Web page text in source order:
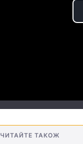
ЧИТАЙТЕ ТАКОЖ